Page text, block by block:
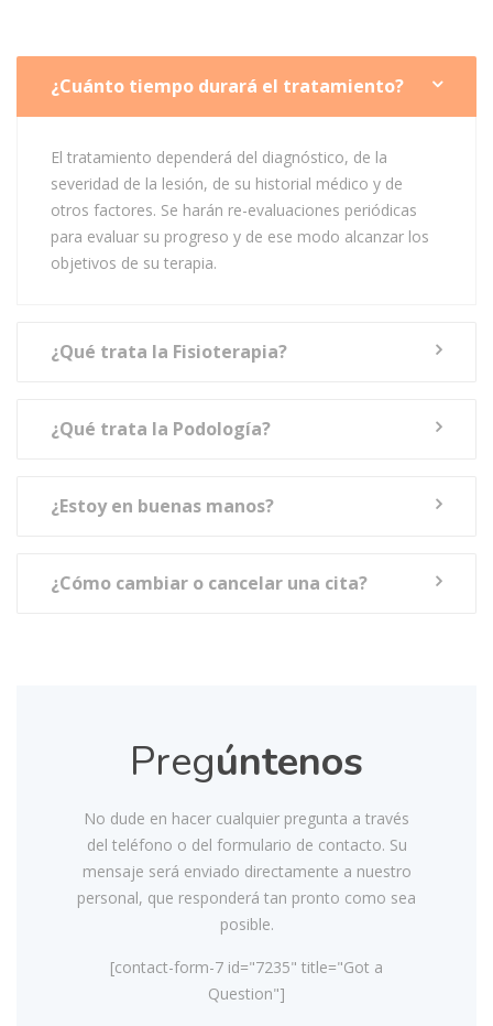
¿Cuánto tiempo durará el tratamiento?
El tratamiento dependerá del diagnóstico, de la
severidad de la lesión, de su historial médico y de
otros factores. Se harán re-evaluaciones periódicas
para evaluar su progreso y de ese modo alcanzar los
objetivos de su terapia.
¿Qué trata la Fisioterapia?
¿Qué trata la Podología?
¿Estoy en buenas manos?
¿Cómo cambiar o cancelar una cita?
Pregúntenos
No dude en hacer cualquier pregunta a través
del teléfono o del formulario de contacto. Su
mensaje será enviado directamente a nuestro
personal, que responderá tan pronto como sea
posible.
[contact-form-7 id="7235" title="Got a
Question"]